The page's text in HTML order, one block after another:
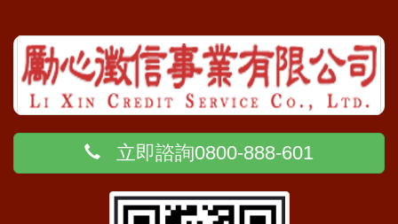
立即諮詢0800-888-601